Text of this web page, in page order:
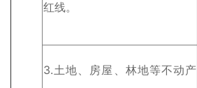
红线。
3.土地、房屋、林地等不动产